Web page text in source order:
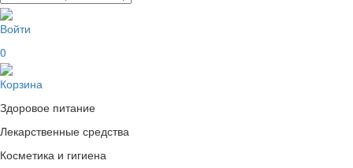
Войти
0
Корзина
Здоровое питание
Лекарственные средства
Косметика и гигиена